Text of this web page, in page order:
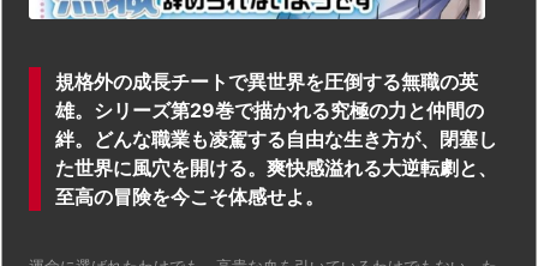
規格外の成長チートで異世界を圧倒する無職の英
雄。シリーズ第29巻で描かれる究極の力と仲間の
絆。どんな職業も凌駕する自由な生き方が、閉塞し
た世界に風穴を開ける。爽快感溢れる大逆転劇と、
至高の冒険を今こそ体感せよ。